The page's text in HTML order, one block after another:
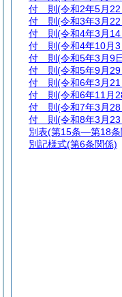
付 則 (令和2年5月
付 則 (令和3年3月
付 則 (令和4年3月
付 則 (令和4年10月
付 則 (令和5年3月9
付 則 (令和5年9月
付 則 (令和6年3月
付 則 (令和6年11月
付 則 (令和7年3月
付 則 (令和8年3月
別表(第15条―第18条
別記様式(第6条関係)